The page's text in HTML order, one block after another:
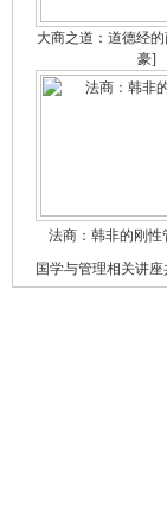
大商之道：道德经
豪]
法商：韩非的刚性
国学与管理相关讲